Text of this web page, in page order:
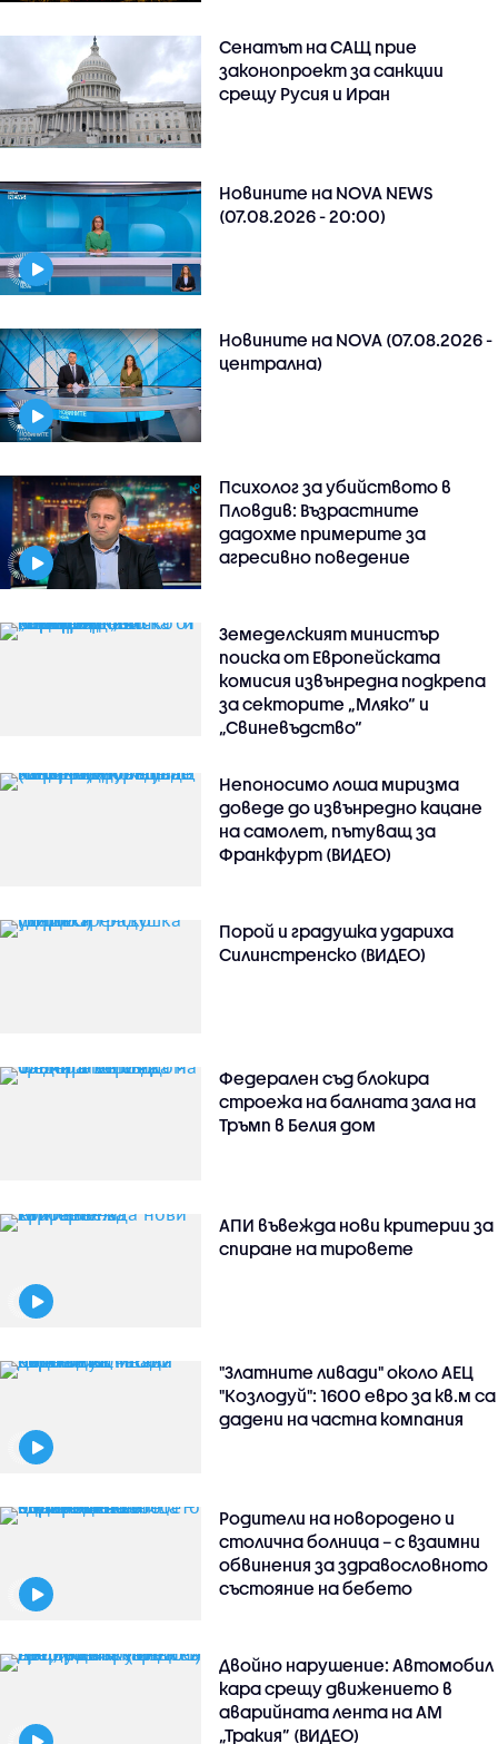
Сенатът на САЩ прие
законопроект за санкции
срещу Русия и Иран
Новините на NOVA NEWS
(07.08.2026 - 20:00)
Новините на NOVA (07.08.2026 -
централна)
Психолог за убийството в
Пловдив: Възрастните
дадохме примерите за
агресивно поведение
Земеделският министър
поиска от Европейската
комисия извънредна подкрепа
за секторите „Мляко“ и
„Свиневъдство“
Непоносимо лоша миризма
доведе до извънредно кацане
на самолет, пътуващ за
Франкфурт (ВИДЕО)
Порой и градушка удариха
Силинстренско (ВИДЕО)
Федерален съд блокира
строежа на балната зала на
Тръмп в Белия дом
АПИ въвежда нови критерии за
спиране на тировете
"Златните ливади" около АЕЦ
"Козлодуй": 1600 евро за кв.м са
дадени на частна компания
Родители на новородено и
столична болница – с взаимни
обвинения за здравословното
състояние на бебето
Двойно нарушение: Автомобил
кара срещу движението в
аварийната лента на АМ
„Тракия” (ВИДЕО)